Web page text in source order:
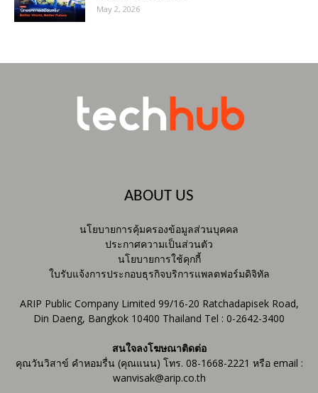
May 2, 2026
ABOUT US
นโยบายการคุ้มครองข้อมูลส่วนบุคคล
ประกาศความเป็นส่วนตัว
นโยบายการใช้คุกกี้
ใบรับแจ้งการประกอบธุรกิจบริการแพลตฟอร์มดิจิทัล
ARIP Public Company Limited 99/16-20 Ratchadapisek Road,
Din Daeng, Bangkok 10400 Thailand Tel : 0-2642-3400
สนใจลงโฆษณาติดต่อ
คุณวันวิสาข์ คำหอมรื่น (คุณแนน) โทร. 08-1668-2221 หรือ email :
wanvisak@arip.co.th